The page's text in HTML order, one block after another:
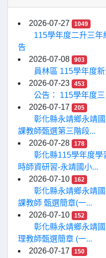
2026-07-27 1049
115學年度二升三
告
2026-07-08
903
員林區 115學年度
2026-07-23
453
公告： 115學年度
2026-07-17
205
彰化縣永靖鄉永靖
課教師甄選第三階段...
2026-07-28
178
彰化縣115學年度學
時師資研習-永靖國小...
2026-07-10
162
彰化縣永靖鄉永靖
課教師 甄選簡章(一...
2026-07-10
152
彰化縣永靖鄉永靖
理教師甄選簡章 (一...
2026-07-17
150